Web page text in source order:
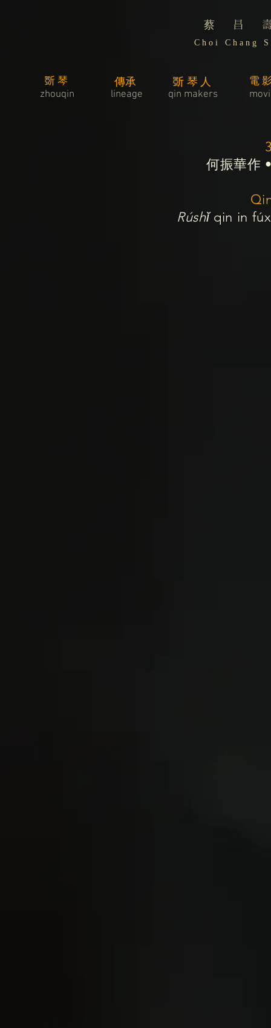
蔡 昌
C h o i C h a n g
斲琴 傳承 斲琴人
電
zhouqin
lineage ​qin makers
何振華作
Rúshǐqin in